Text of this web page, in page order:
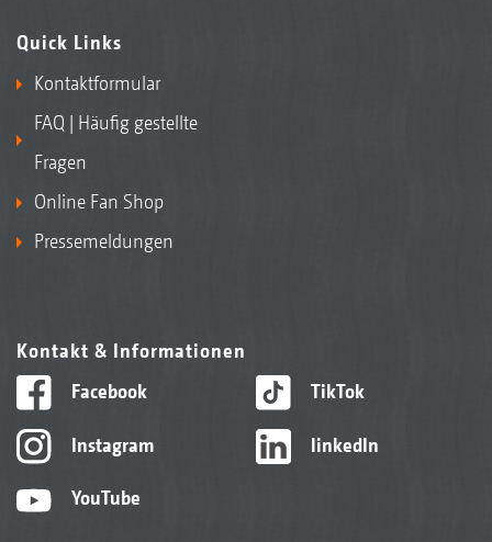
Quick Links
Kontaktformular
FAQ | Häufig gestellte
Fragen
Online Fan Shop
Pressemeldungen
Kontakt & Informationen
Facebook
Instagram
YouTube
TikTok
linkedIn